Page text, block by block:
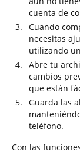
cuenta de
Cuando
necesitas
utilizando
Abre tu
cambios
que están
Guarda las
teléfono.
Con las